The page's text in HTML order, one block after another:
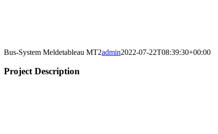
Bus-System Meldetableau MT2admin2022-07-22T08:39:30+00:00
Project Description